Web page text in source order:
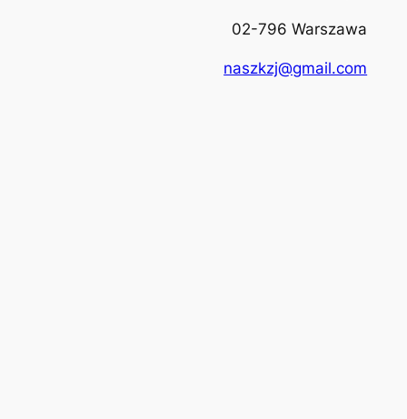
02-796 Warszawa
naszkzj@gmail.com